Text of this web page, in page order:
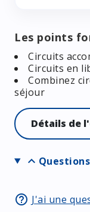
Les points
Circuits
Circuits en
Combinez
séjour
Détails de
expand_more
help_outline J'ai une